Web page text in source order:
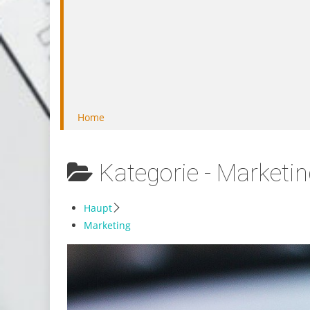
Home
Kategorie -
Haupt
Marketing